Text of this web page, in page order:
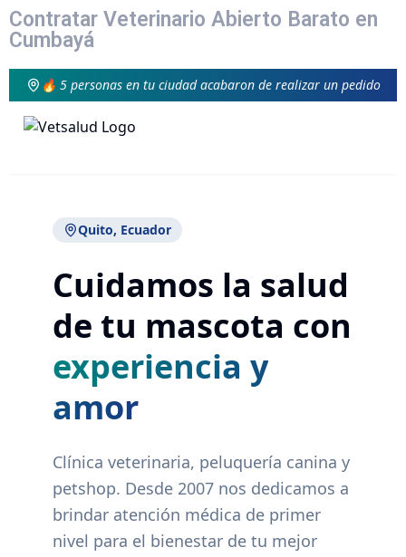
Contratar Veterinario Abierto Barato en
Cumbayá